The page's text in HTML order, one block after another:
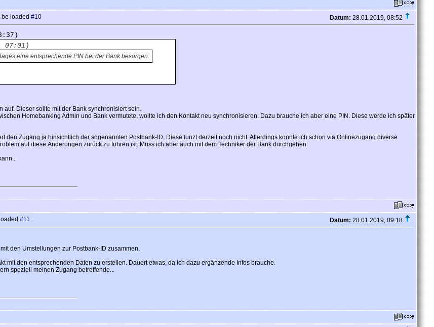
loaded #10 Datum: 28.01.2019, 08:52
07:01)
eine entsprechende PIN bei der Bank besorgen.
auf. Dieser sollte mit der Bank synchronisiert sein.
Homebanking Admin und Bank vermutete, wollte ich den Kontakt neu synchronisieren. Dazu brauche ich aber eine PIN. Diese werde ich später
den Zugang ja hinsichtlich der sogenannten Postbank-ID. Diese funzt derzeit noch nicht. Allerdings konnte ich schon via Onlinezugang diverse
auf diese Änderungen zurück zu führen ist. Muss ich aber auch mit dem Techniker der Bank durchgehen.
#11 Datum: 28.01.2019, 09:18
den Umstellungen zur Postbank-ID zusammen.
mit den entsprechenden Daten zu erstellen. Dauert etwas, da ich dazu ergänzende Infos brauche.
speziell meinen Zugang betreffende...